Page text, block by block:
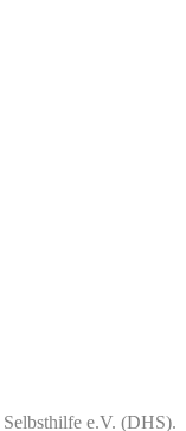
e.V. (DHS).